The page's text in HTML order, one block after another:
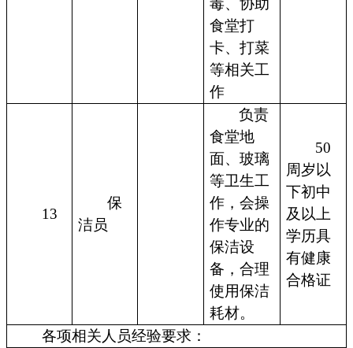
食堂打
卡、打菜
等相关工
作
13
保
洁员
负责
食堂地
面、玻璃
等卫生工
作，会操
作专业的
保洁设
备，合理
使用保洁
耗材。
50
周岁以
下初中
及以上
学历具
有健康
合格证
各项相关人员经验要求：